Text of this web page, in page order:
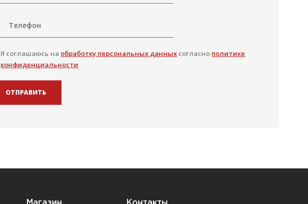
Я соглашаюсь на обработку персональных данных согласно политике
конфиденциальности
ОТПРАВИТЬ